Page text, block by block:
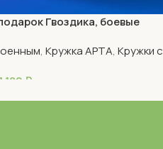
Гвоздика, боевые
, Кружка АРТА, Кружки с
1 180 ₽